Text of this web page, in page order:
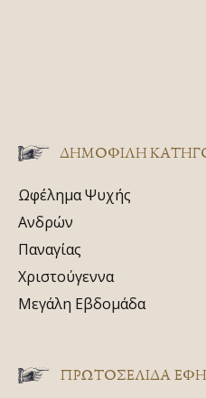
ΔΗΜΟΦΙΛΗ
Ωφέλημα Ψυχής
Ανδρών
Παναγίας
Χριστούγεννα
Μεγάλη Εβδομάδα
ΠΡΩΤΟΣΈΛΙΔΑ